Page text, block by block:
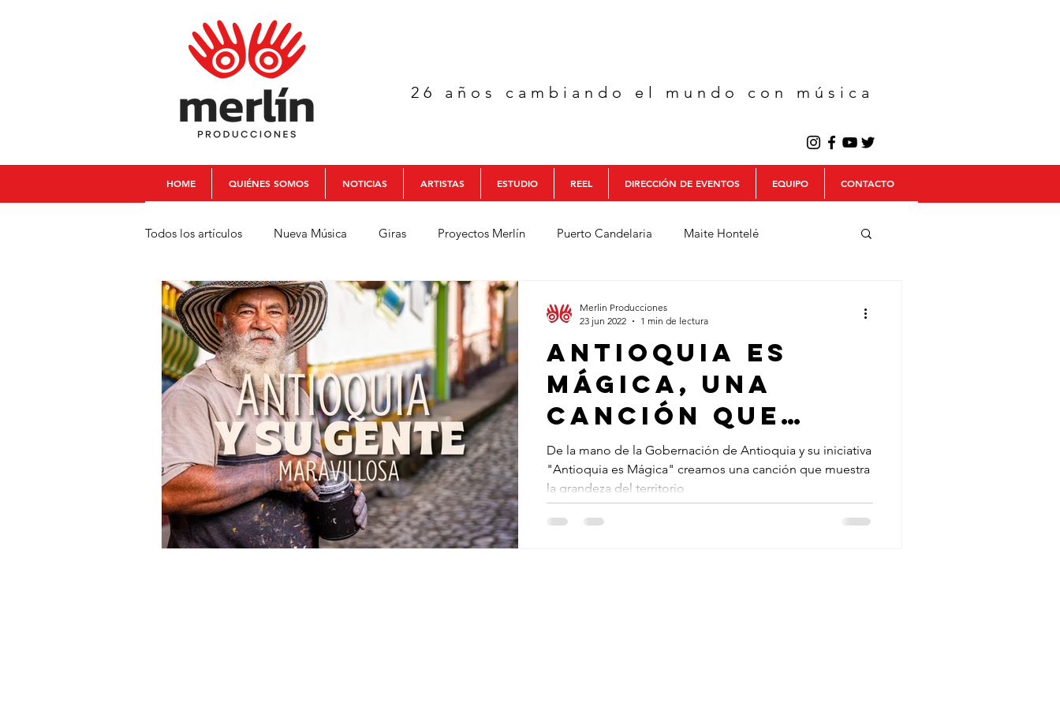
26 años cambiando el mundo con música
HOME QUIÉNES SOMOS NOTICIAS ARTISTAS ESTUDIO REEL DIRECCIÓN DE EVENTOS EQUIPO CONTACTO
Todos los artículos Nueva Música Giras Proyectos Merlín Puerto Candelaria Maite Hontelé
Babalú Quinteto Chelo La Cabra Juancho Valencia
Formación Merlín
Antioquia es
mágica, una
canción que
invita a este
territorio
De la mano de la Gobernación de Antioquia y su iniciativa
"Antioquia es Mágica" creamos una canción que muestra
la grandeza del territorio
Merlin Producciones
23 jun 2022
1 min de lectura